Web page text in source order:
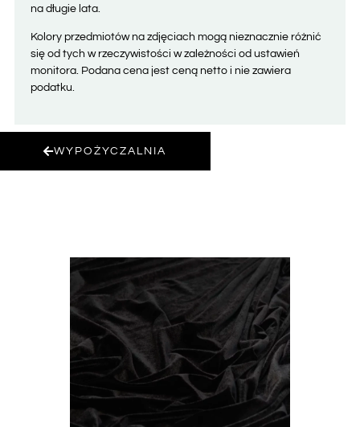
na długie lata.
Kolory przedmiotów na zdjęciach mogą nieznacznie różnić
się od tych w rzeczywistości w zależności od ustawień
monitora. Podana cena jest ceną netto i nie zawiera
podatku.
WYPOŻYCZALNIA